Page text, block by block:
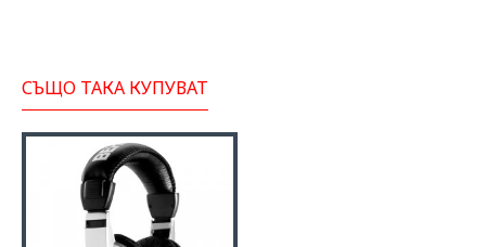
СЪЩО ТАКА КУПУВАТ